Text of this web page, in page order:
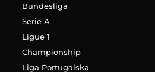
Bundesliga
Serie A
Ligue 1
Championship
Liga Portugalska